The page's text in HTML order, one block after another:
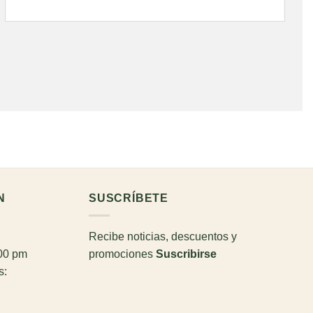
pm
SUSCRÍBETE
Recibe noticias, descuentos y
promociones Suscribirse